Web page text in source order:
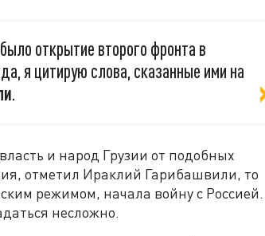
открытие второго фронта в
я цитирую слова, сказанные ими на
.
и народ Грузии от подобных
отметил Ираклий Гарибашвили, то
режимом, начала войну с Россией.
несложно.